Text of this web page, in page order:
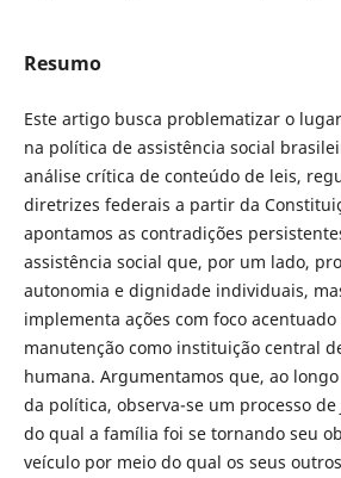
Resumo
Este artigo busca problematizar o
na política de assistência social
análise crítica de conteúdo de leis,
diretrizes federais a partir da
apontamos as contradições
assistência social que, por um lado,
autonomia e dignidade individuais,
implementa ações com foco
manutenção como instituição central
humana. Argumentamos que, ao
da política, observa-se um processo de
do qual a família foi se tornando seu
veículo por meio do qual os seus